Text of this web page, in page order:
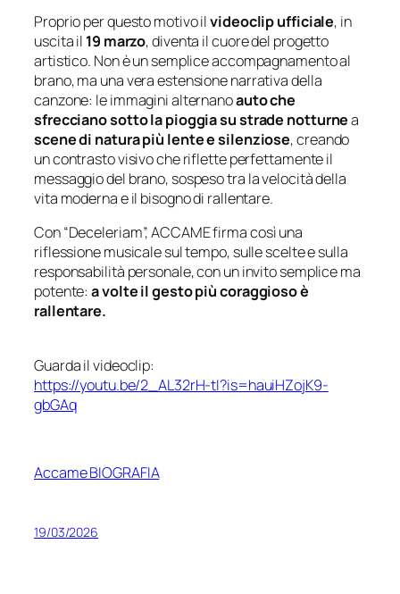
Proprio per questo motivo ilvideoclip ufficiale, in
uscita il 19 marzo, diventa il cuore del progetto
artistico. Non è un semplice accompagnamento al
brano, ma una vera estensione narrativa della
canzone: le immagini alternanoauto che
sfrecciano sotto la pioggia su strade notturnea
scene di natura più lente e silenziose, creando
un contrasto visivo che riflette perfettamente il
messaggio del brano, sospeso tra la velocità della
vita moderna e il bisogno di rallentare.
Con “Deceleriam”, ACCAME firma così una
riflessione musicale sul tempo, sulle scelte e sulla
responsabilità personale, con un invito semplice ma
potente:a volte il gesto più coraggioso è
rallentare.
Guarda il videoclip:
https://youtu.be/2_AL32rH-tI?is=hauiHZojK9-
gbGAq
Accame BIOGRAFIA
19/03/2026